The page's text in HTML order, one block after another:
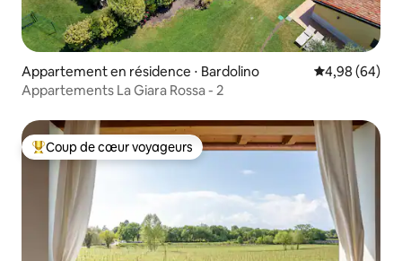
Appartement en résidence ⋅ Bardolino Évaluation
4,98 (64)
Appartements La Giara Rossa - 2
Coups de cœur voyageurs les plus appréciés
Coup de cœur voyageurs